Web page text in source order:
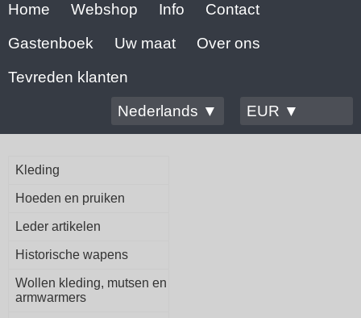
Home Webshop Info
Contact
Gastenboek
Uw maat
Over ons
Tevreden klanten
Nederlands ▼
EUR ▼
Kleding
Hoeden en pruiken
Leder artikelen
Historische wapens
Wollen kleding, mutsen en
armwarmers